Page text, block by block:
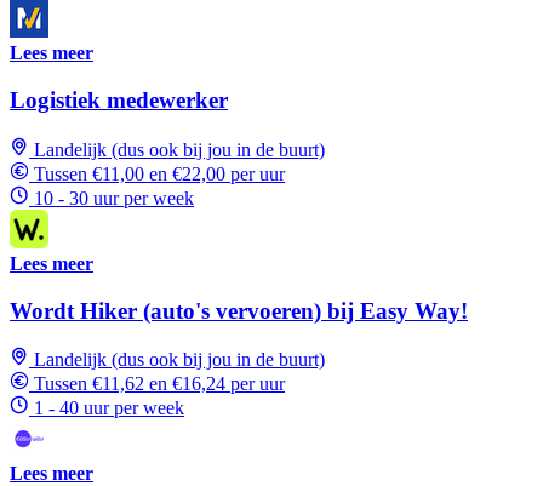
Lees meer
Logistiek medewerker
Landelijk (dus ook bij jou in de buurt)
Tussen €11,00 en €22,00 per uur
10 - 30 uur per week
Lees meer
Wordt Hiker (auto's vervoeren) bij Easy Way!
Landelijk (dus ook bij jou in de buurt)
Tussen €11,62 en €16,24 per uur
1 - 40 uur per week
Lees meer